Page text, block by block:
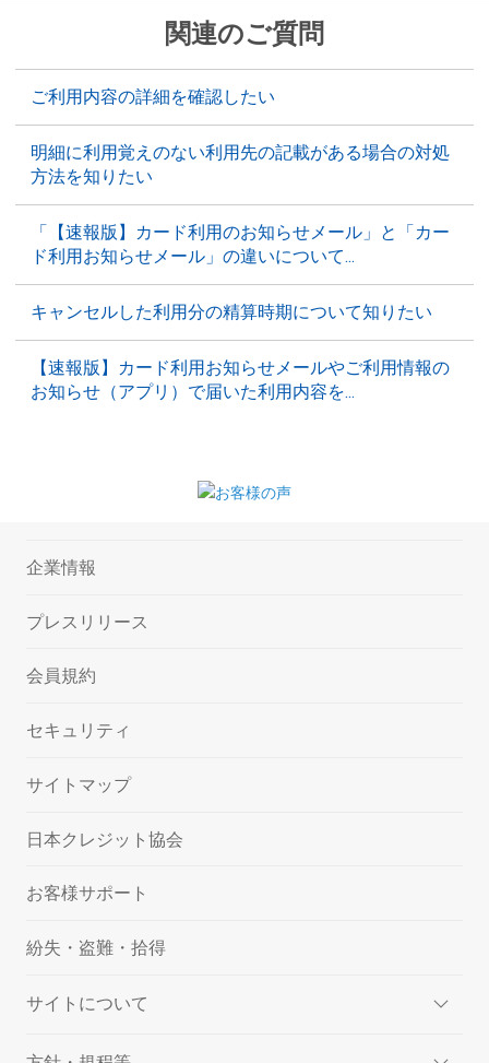
関連のご質問
ご利用内容の詳細を確認したい
明細に利用覚えのない利用先の記載がある場合の対処
方法を知りたい
「【速報版】カード利用のお知らせメール」と「カー
ド利用お知らせメール」の違いについて...
キャンセルした利用分の精算時期について知りたい
【速報版】カード利用お知らせメールやご利用情報の
お知らせ（アプリ）で届いた利用内容を...
企業情報
プレスリリース
会員規約
セキュリティ
サイトマップ
日本クレジット協会
お客様サポート
紛失・盗難・拾得
サイトについて